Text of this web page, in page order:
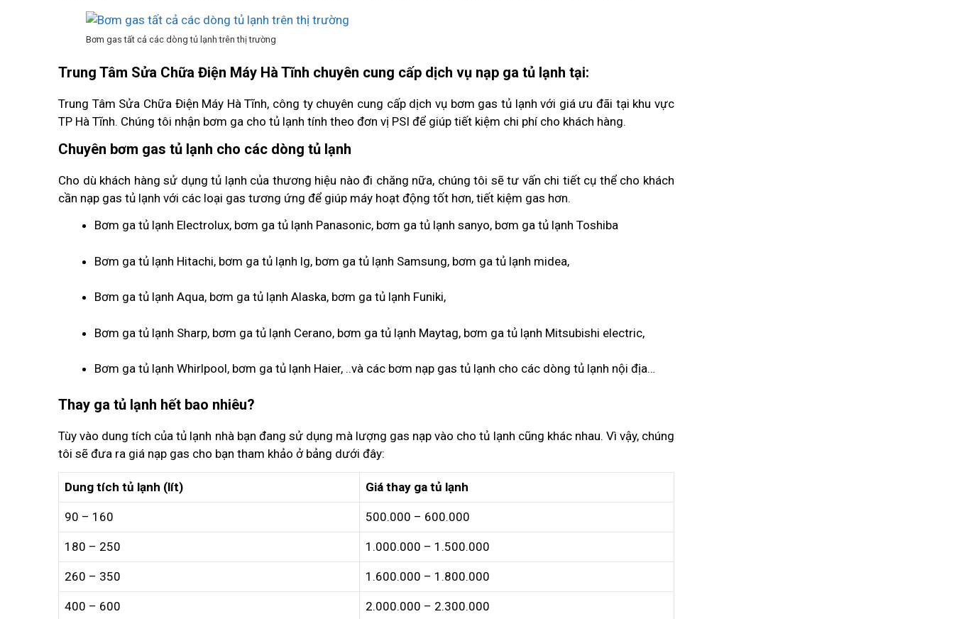
Bơm gas tất cả các dòng tủ lạnh trên thị trường
Trung Tâm Sửa Chữa Điện Máy Hà Tĩnh chuyên cung cấp dịch vụ nạp ga tủ lạnh tại:
Trung Tâm Sửa Chữa Điện Máy Hà Tĩnh, công ty chuyên cung cấp dịch vụ bơm gas tủ lạnh với giá ưu đãi tại khu vực
TP Hà Tĩnh. Chúng tôi nhận bơm ga cho tủ lạnh tính theo đơn vị PSI để giúp tiết kiệm chi phí cho khách hàng.
Chuyên bơm gas tủ lạnh cho các dòng tủ lạnh
Cho dù khách hàng sử dụng tủ lạnh của thương hiệu nào đi chăng nữa, chúng tôi sẽ tư vấn chi tiết cụ thể cho khách
cần nạp gas tủ lạnh với các loại gas tương ứng để giúp máy hoạt động tốt hơn, tiết kiệm gas hơn.
Bơm ga tủ lạnh Electrolux, bơm ga tủ lạnh Panasonic, bơm ga tủ lạnh sanyo, bơm ga tủ lạnh Toshiba
Bơm ga tủ lạnh Hitachi, bơm ga tủ lạnh lg, bơm ga tủ lạnh Samsung, bơm ga tủ lạnh midea,
Bơm ga tủ lạnh Aqua, bơm ga tủ lạnh Alaska, bơm ga tủ lạnh Funiki,
Bơm ga tủ lạnh Sharp, bơm ga tủ lạnh Cerano, bơm ga tủ lạnh Maytag, bơm ga tủ lạnh Mitsubishi electric,
Bơm ga tủ lạnh Whirlpool, bơm ga tủ lạnh Haier, ..và các bơm nạp gas tủ lạnh cho các dòng tủ lạnh nội địa…
Thay ga tủ lạnh hết bao nhiêu?
Tùy vào dung tích của tủ lạnh nhà bạn đang sử dụng mà lượng gas nạp vào cho tủ lạnh cũng khác nhau. Vì vậy, chúng
tôi sẽ đưa ra giá nạp gas cho bạn tham khảo ở bảng dưới đây:
Dung tích tủ lạnh (lít) Giá thay ga tủ lạnh
90 – 160 500.000 – 600.000
180 – 250 1.000.000 – 1.500.000
260 – 350 1.600.000 – 1.800.000
400 – 600 2.000.000 – 2.300.000